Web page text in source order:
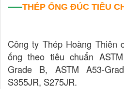
THÉP ỐNG ĐÚC TIÊU
Công ty Thép Hoàng Thiên
ống theo tiêu chuẩn
Grade B, ASTM A53-
S355JR, S275JR.